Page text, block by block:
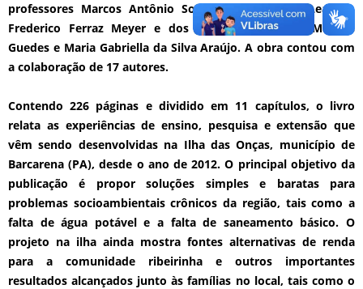
professores Marcos Antônio Souza dos Santos e Leandro
Frederico Ferraz Meyer e dos graduandos Victor Martins
Guedes e Maria Gabriella da Silva Araújo. A obra contou com
a colaboração de 17 autores.
Contendo 226 páginas e dividido em 11 capítulos, o livro
relata as experiências de ensino, pesquisa e extensão que
vêm sendo desenvolvidas na Ilha das Onças, município de
Barcarena (PA), desde o ano de 2012. O principal objetivo da
publicação é propor soluções simples e baratas para
problemas socioambientais crônicos da região, tais como a
falta de água potável e a falta de saneamento básico. O
projeto na ilha ainda mostra fontes alternativas de renda
para a comunidade ribeirinha e outros importantes
resultados alcançados junto às famílias no local, tais como o